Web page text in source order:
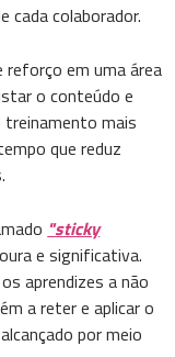
cada colaborador.
reforço em uma área
o conteúdo e
mais
que reduz
"sticky
e significativa.
aprendizes a não
a reter e aplicar o
por meio